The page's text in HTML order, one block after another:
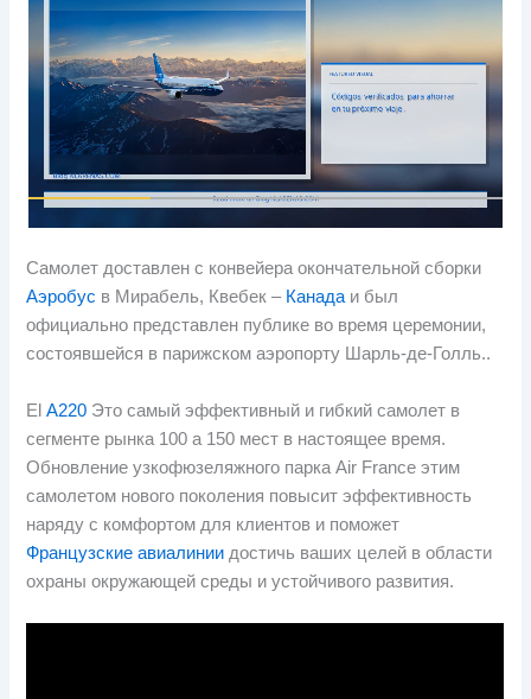
Самолет доставлен с конвейера окончательной сборки
Аэробус в Мирабель, Квебек – Канада и был
официально представлен публике во время церемонии,
состоявшейся в парижском аэропорту Шарль-де-Голль..
El А220 Это самый эффективный и гибкий самолет в
сегменте рынка 100 а 150 мест в настоящее время.
Обновление узкофюзеляжного парка Air France этим
самолетом нового поколения повысит эффективность
наряду с комфортом для клиентов и поможет
Французские авиалинии достичь ваших целей в области
охраны окружающей среды и устойчивого развития.